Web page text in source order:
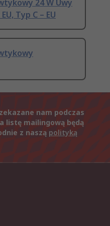
24 W Uwy
Typ C – EU
nam podczas
listę mailingową będą
z naszą polityką